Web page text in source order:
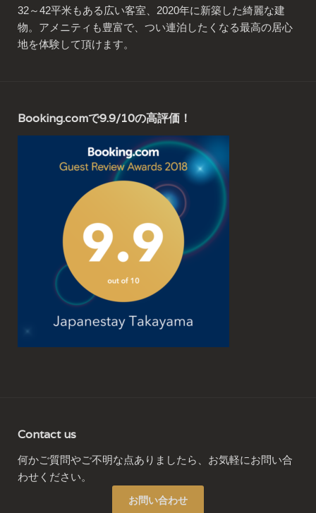
32～42平米もある広い客室、2020年に新築した綺麗な建
物。アメニティも豊富で、つい連泊したくなる最高の居心
地を体験して頂けます。
Booking.comで9.9/10の高評価！
Contact us
何かご質問やご不明な点ありましたら、お気軽にお問い合
わせください。
お問い合わせ